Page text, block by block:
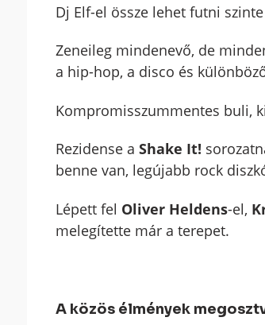
Dj Elf-el össze lehet futni
Zeneileg mindenevő, de
a hip-hop, a disco és
Kompromisszummentes buli,
Rezidense a Shake It!
benne van, legújabb rock
Lépett fel Oliver Heldens-el,
melegítette már a terepet.
A közös élmények